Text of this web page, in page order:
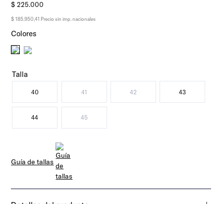
$ 225.000
$ 185.950,41 Precio sin imp. nacionales
Colores
Talla
40 41 42 43
44 45
Guía de tallas